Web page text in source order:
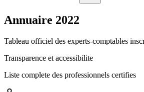
Annuaire 2022
Tableau officiel des experts-comptables
Transparence et accessibilite
Liste complete des professionnels certifies